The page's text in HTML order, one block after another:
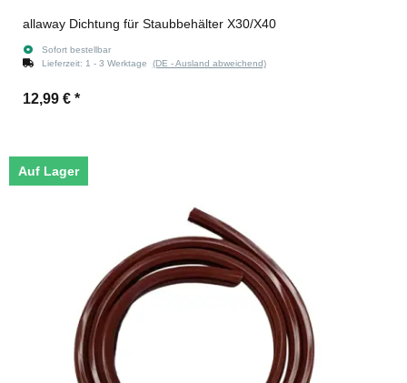
allaway Dichtung für Staubbehälter X30/X40
Sofort bestellbar
Lieferzeit: 1 - 3 Werktage (DE - Ausland abweichend)
12,99 € *
Auf Lager